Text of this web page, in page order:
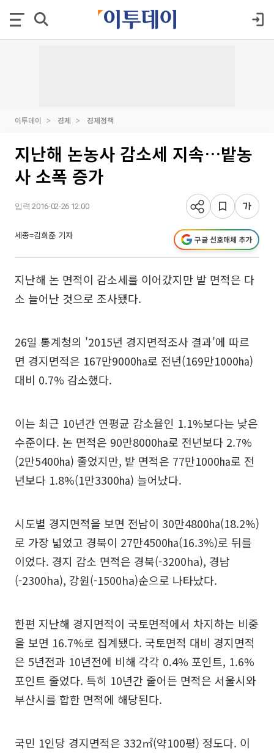
이투데이 경제 경제정책
지난해 논농사 감소세 지속…밭농
사 소폭 증가
입력 2016-02-26 12:00
세종=김희준 기자 구글 선호매체 추가
지난해 논 면적이 감소세를 이어갔지만 밭 면적은 다
소 늘어난 것으로 조사됐다.
26일 통계청의 '2015년 경지면적조사 결과'에 따르
면 경지면적은 167만9000㏊로 전년(169만1000㏊)
대비 0.7% 감소했다.
이는 최근 10년간 연평균 감소율인 1.1%보다는 낮은
수준이다. 논 면적은 90만8000㏊로 전년보다 2.7%
(2만5400㏊) 줄었지만, 밭 면적은 77만1000㏊로 전
년보다 1.8%(1만3300㏊) 늘어났다.
시도별 경지면적을 보면 전남이 30만4800㏊(18.2%)
로 가장 넓었고 경북이 27만4500㏊(16.3%)로 뒤를
이었다. 경지 감소 면적은 경북(-3200ha), 경남
(-2300ha), 강원(-1500ha)순으로 나타났다.
한편 지난해 경지면적이 국토면적에서 차지하는 비중
을 보면 16.7%로 집계됐다. 국토면적 대비 경지면적
은 5년전과 10년전에 비해 각각 0.4% 포인트, 1.6%
포인트 줄었다. 특히 10년간 줄어든 면적은 서울시와
부산시를 합한 면적에 해당된다.
국민 1인당 경지면적은 332㎡(약100평) 정도다. 이